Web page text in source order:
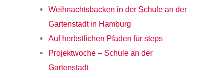
Weihnachtsbacken in der Schule an der
Gartenstadt in Hamburg
Auf herbstlichen Pfaden für steps
Projektwoche – Schule an der
Gartenstadt